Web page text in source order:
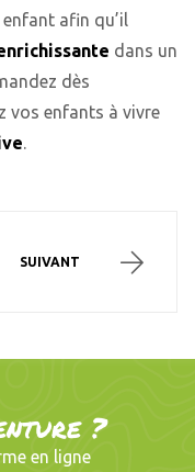
afin qu’il
dans un
dès
vos enfants à vivre
.
SUIVANT
?
en ligne